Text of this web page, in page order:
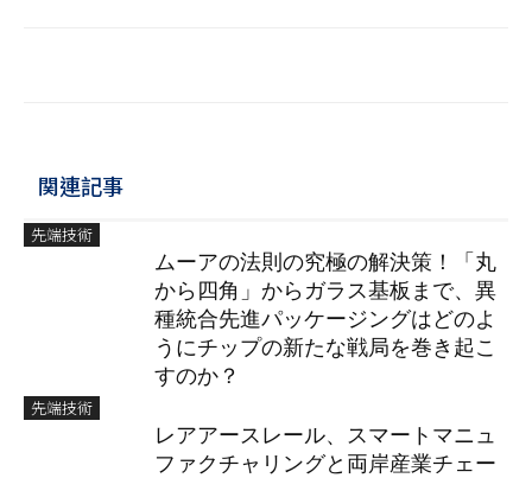
関連記事
先端技術
ムーアの法則の究極の解決策！「丸
から四角」からガラス基板まで、異
種統合先進パッケージングはどのよ
うにチップの新たな戦局を巻き起こ
すのか？
先端技術
レアアースレール、スマートマニュ
ファクチャリングと両岸産業チェー